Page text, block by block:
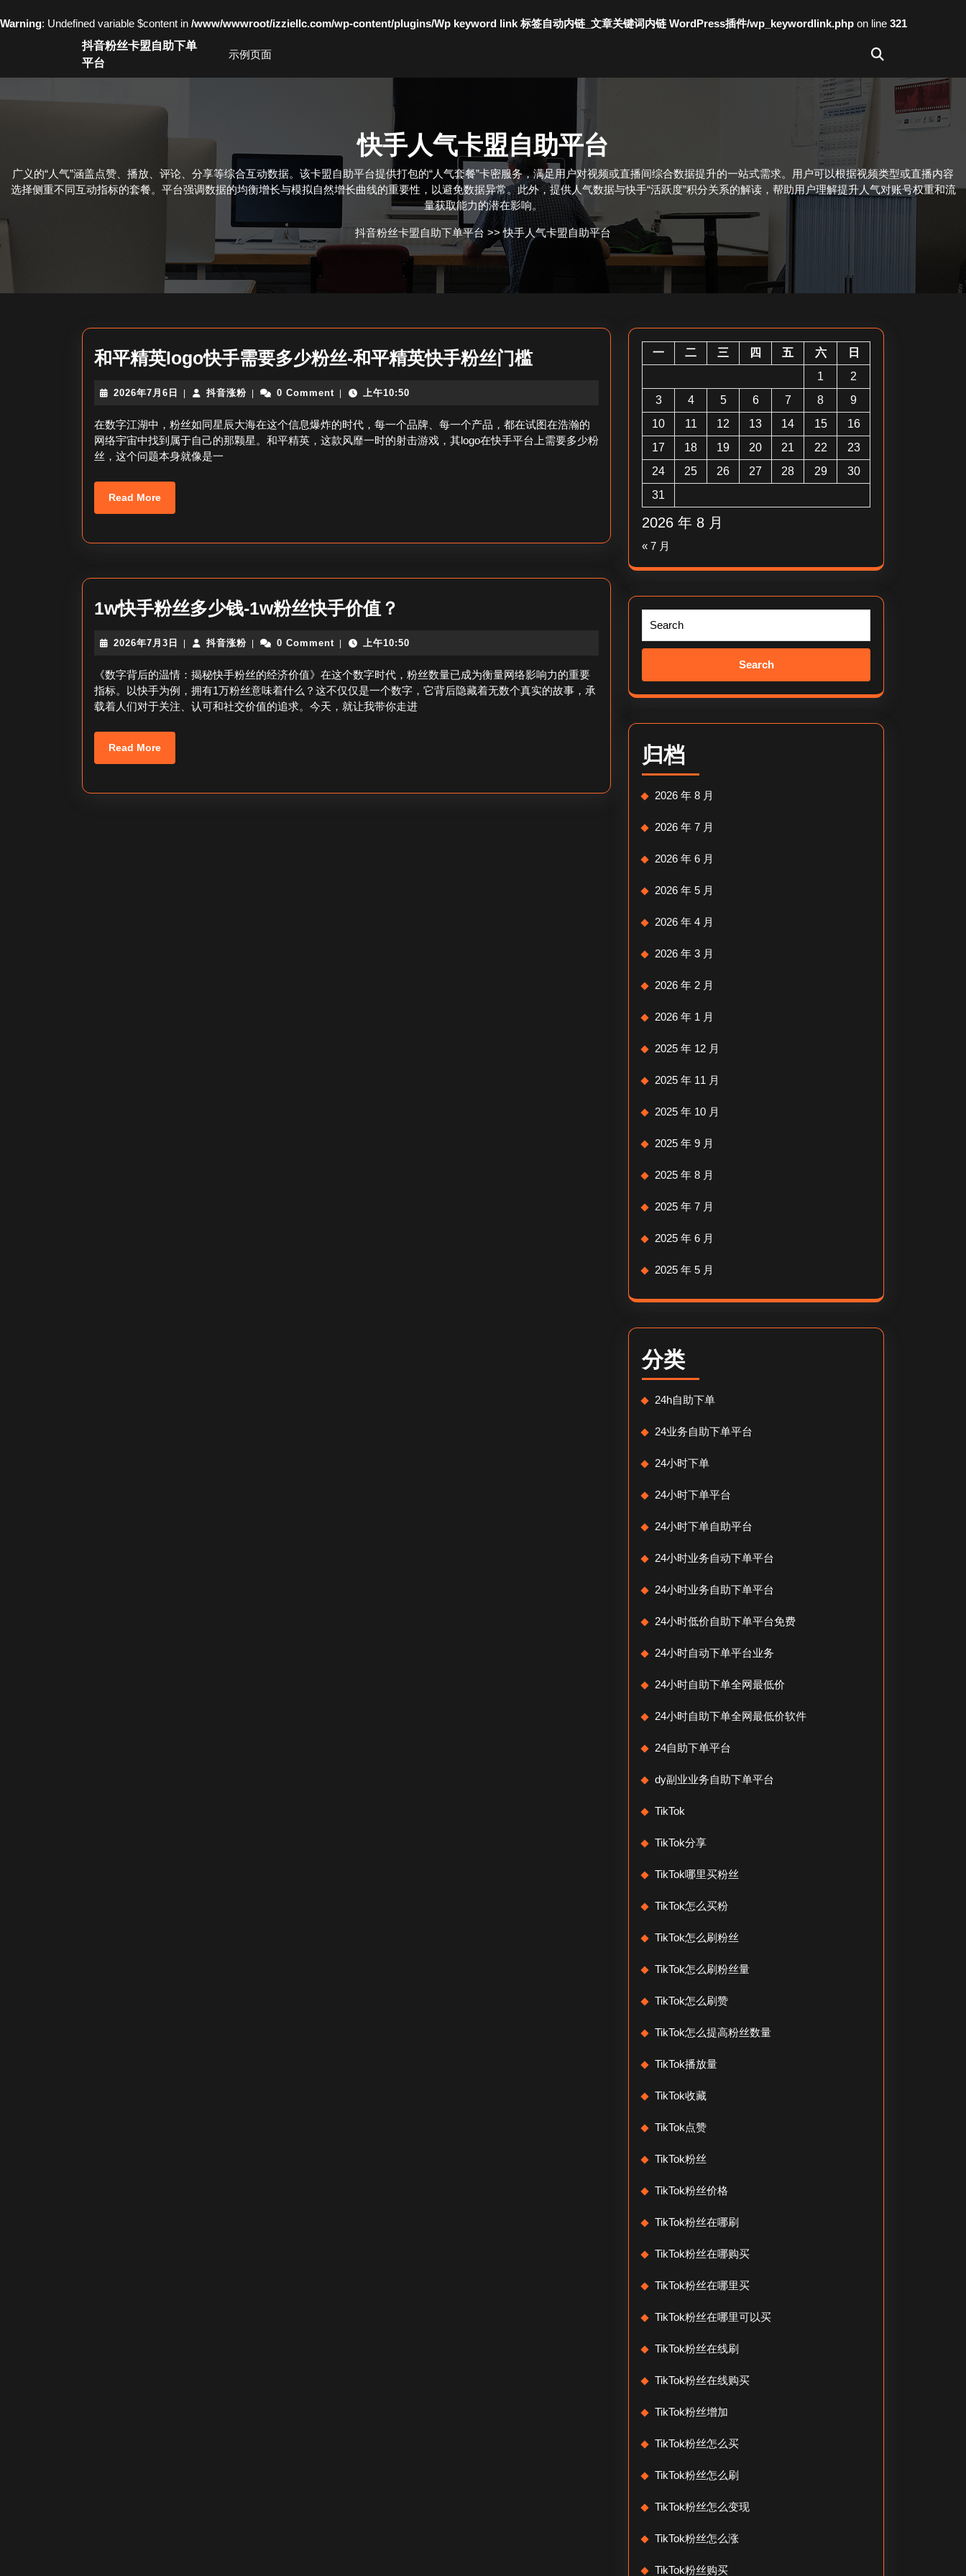
Warning: Undefined variable $content in /www/wwwroot/izziellc.com/wp-content/plugins/Wp keyword link 标签自动内链_文章关键词内链 WordPress插件/wp_keywordlink.php on line 321
抖音粉丝卡盟自助下单
平台
示例页面
快手人气卡盟自助平台
广义的“人气”涵盖点赞、播放、评论、分享等综合互动数据。该卡盟自助平台提供打包的“人气套餐”卡密服务，满足用户对视频或直播间综合数据提升的一站式需求。用户可以根据视频类型或直播内容
选择侧重不同互动指标的套餐。平台强调数据的均衡增长与模拟自然增长曲线的重要性，以避免数据异常。此外，提供人气数据与快手“活跃度”积分关系的解读，帮助用户理解提升人气对账号权重和流
量获取能力的潜在影响。
抖音粉丝卡盟自助下单平台 >>快手人气卡盟自助平台
和平精英logo快手需要多少粉丝-和平精英快手粉丝门槛和
英
logo
少
精
英
丝
2026年7月6日
2026
7
月
6
日
抖音涨粉抖
涨
粉
0 Comment 上午10:50
在数字江湖中，粉丝如同星辰大海在这个信息爆炸的时代，每一个品牌、每一个产品，都在试图在浩瀚的
网络宇宙中找到属于自己的那颗星。和平精英，这款风靡一时的射击游戏，其logo在快手平台上需要多少粉
丝，这个问题本身就像是一
Read MoreRead
More
1w快手粉丝多少钱-1w粉丝快手价值？
手
粉
丝
多
2026年7月3日
2026
7
月
3
日
抖音涨粉抖
涨
粉
0 Comment 上午10:50
《数字背后的温情：揭秘快手粉丝的经济价值》在这个数字时代，粉丝数量已成为衡量网络影响力的重要
指标。以快手为例，拥有1万粉丝意味着什么？这不仅仅是一个数字，它背后隐藏着无数个真实的故事，承
载着人们对于关注、认可和社交价值的追求。今天，就让我带你走进
Read MoreRead
More
2026 年 8 月
一 二 三 四 五 六
日
1
2
3
4 5 6 7 8
9
10
11 12 13 14 15
16
17
18 19 20 21 22
23
24
25 26 27 28 29
30
31
« 7 月
Search
归档
2026 年 8 月
2026 年 7 月
2026 年 6 月
2026 年 5 月
2026 年 4 月
2026 年 3 月
2026 年 2 月
2026 年 1 月
2025 年 12 月
2025 年 11 月
2025 年 10 月
2025 年 9 月
2025 年 8 月
2025 年 7 月
2025 年 6 月
2025 年 5 月
分类
24h自助下单
24业务自助下单平台
24小时下单
24小时下单平台
24小时下单自助平台
24小时业务自动下单平台
24小时业务自助下单平台
24小时低价自助下单平台免费
24小时自动下单平台业务
24小时自助下单全网最低价
24小时自助下单全网最低价软件
24自助下单平台
dy副业业务自助下单平台
TikTok
TikTok分享
TikTok哪里买粉丝
TikTok怎么买粉
TikTok怎么刷粉丝
TikTok怎么刷粉丝量
TikTok怎么刷赞
TikTok怎么提高粉丝数量
TikTok播放量
TikTok收藏
TikTok点赞
TikTok粉丝
TikTok粉丝价格
TikTok粉丝在哪刷
TikTok粉丝在哪购买
TikTok粉丝在哪里买
TikTok粉丝在哪里可以买
TikTok粉丝在线刷
TikTok粉丝在线购买
TikTok粉丝增加
TikTok粉丝怎么买
TikTok粉丝怎么刷
TikTok粉丝怎么变现
TikTok粉丝怎么涨
TikTok粉丝购买